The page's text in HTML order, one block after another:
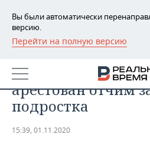
Вы были автоматически
версию.
Перейти на полную версию
РЕГИОНЫ
БАШКОРТОСТАН
ТАТАРСТАН
НОВОСТИ
АНАЛИТИКА
По делу о
арестован отчим
подростка
15:39, 01.11.2020